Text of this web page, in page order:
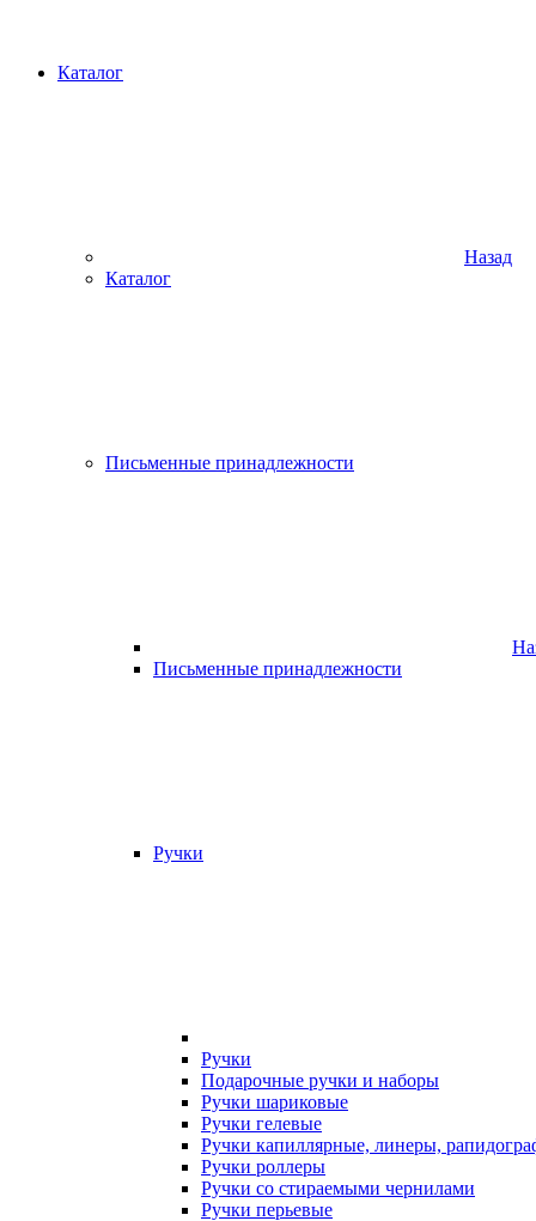
Каталог
Назад
Каталог
Письменные принадлежности
Письменные принадлежности
Ручки
Ручки
Подарочные ручки и наборы
Ручки шариковые
Ручки гелевые
Ручки капиллярные, линеры,
Ручки роллеры
Ручки со стираемыми чернилами
Ручки перьевые